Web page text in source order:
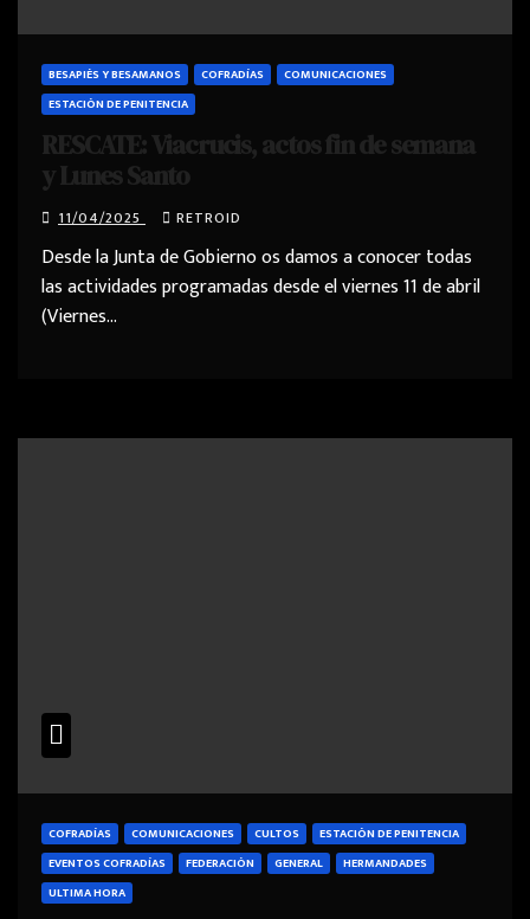
BESAPIÉS Y BESAMANOS COFRADÍAS
COMUNICACIONES
ESTACIÓN DE PENITENCIA
RESCATE: Viacrucis, actos fin de semana
y Lunes Santo
11/04/2025 RETROID
Desde la Junta de Gobierno os damos a conocer todas
las actividades programadas desde el viernes 11 de abril
(Viernes…
COFRADÍAS COMUNICACIONES CULTOS
ESTACIÓN DE PENITENCIA
EVENTOS COFRADÍAS
FEDERACIÓN GENERAL
HERMANDADES
ULTIMA HORA